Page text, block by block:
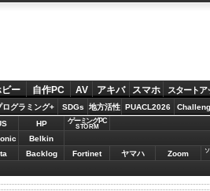
ー 自作PC AV アキバ スマホ スタートア
ログラミング+ SDGs 地方活性 PUACL2026
HP ゲーミングPC
STORM
Belkin
Backlog Fortinet ヤマハ Zoom